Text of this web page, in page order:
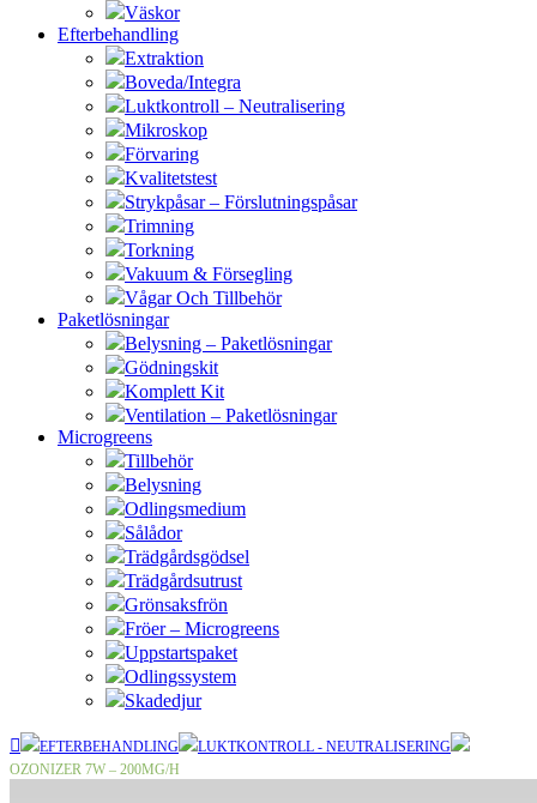
Väskor
Efterbehandling
Extraktion
Boveda/Integra
Luktkontroll – Neutralisering
Mikroskop
Förvaring
Kvalitetstest
Strykpåsar – Förslutningspåsar
Trimning
Torkning
Vakuum & Försegling
Vågar Och Tillbehör
Paketlösningar
Belysning – Paketlösningar
Gödningskit
Komplett Kit
Ventilation – Paketlösningar
Microgreens
Tillbehör
Belysning
Odlingsmedium
Sålådor
Trädgårdsgödsel
Trädgårdsutrust
Grönsaksfrön
Fröer – Microgreens
Uppstartspaket
Odlingssystem
Skadedjur
EFTERBEHANDLING
LUKTKONTROLL - NEUTRALISERING
OZONIZER 7W – 200MG/H